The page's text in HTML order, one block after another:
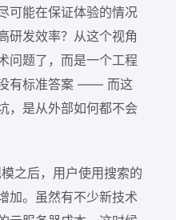
可能在保证体验的情况
研发效率？从这个视角
问题了，而是一个工程
有标准答案 —— 而这
，是从外部如何都不会
之后，用户使用搜索的
加。虽然有不少新技术